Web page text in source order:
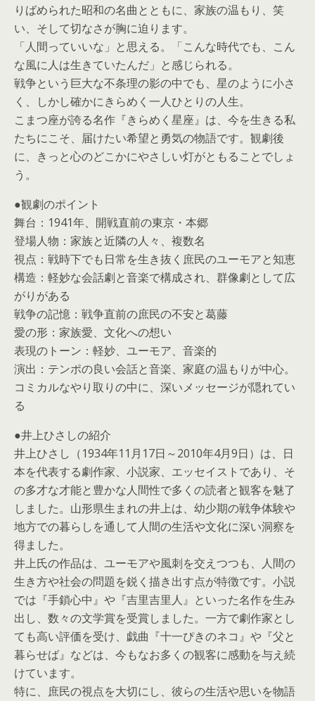
りばめられた昭和の名曲とともに、家族の温もり、笑
い、そして切なさが胸に迫ります。
「人間っていいな」と思える。「こんな時代でも、こん
な風に人は生きていたんだ」と感じられる。
戦争という巨大な不条理の影の中でも、星のように小さ
く、しかし確かにきらめく一人ひとりの人生。
こまつ座が誇る名作『きらめく星座』は、今を生きる私
たちにこそ、届けたい希望と勇気の物語です。観劇後
に、きっと心のどこかにやさしい灯がともることでしょ
う。
●観劇のポイント
舞台：1941年、開戦直前の東京・本郷
登場人物：家族と近隣の人々、複数名
視点：戦時下でも日常を生き抜く庶民のユーモアと知恵
構造：軽妙な会話劇と音楽で構成され、群像劇として広
がりがある
戦争の記憶：戦争直前の庶民の不安と葛藤
愛の形：家族愛、文化への想い
表現のトーン：軽妙、ユーモア、音楽的
演出：テンポの良い会話と音楽、家庭の温もりが中心。
コミカルなやり取りの中に、深いメッセージが隠れてい
る
●井上ひさしの紹介
井上ひさし（1934年11月17日～2010年4月9日）は、日
本を代表する劇作家、小説家、エッセイストであり、そ
の多才な才能と豊かな人間性で多くの読者と観客を魅了
しました。山形県生まれの井上は、幼少期の戦争体験や
地方での暮らしを通して人間の生活や文化に深い洞察を
得ました。
井上氏の作品は、ユーモアや風刺を交えつつも、人間の
生き方や社会の問題を鋭く描き出す点が特徴です。小説
では『手鎖心中』や『吉里吉里人』といった名作を生み
出し、数々の文学賞を受賞しました。一方で劇作家とし
ても高い評価を受け、戯曲『十一ぴきのネコ』や『父と
暮らせば』などは、今もなお多くの観客に感動を与え続
けています。
特に、庶民の視点を大切にし、彼らの生活や思いを物語